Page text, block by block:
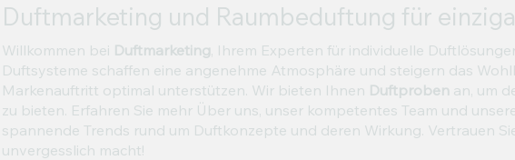
Duftmarketing und Raumbeduftung für
Willkommen bei Duftmarketing , Ihrem Experten für individuelle
Duftsysteme schaffen eine angenehme Atmosphäre und steigern das
Markenauftritt optimal unterstützen. Wir bieten Ihnen Duftproben an, um
zu bieten. Erfahren Sie mehr Über uns, unser kompetentes Team und
spannende Trends rund um Duftkonzepte und deren Wirkung. Vertrauen
unvergesslich macht!